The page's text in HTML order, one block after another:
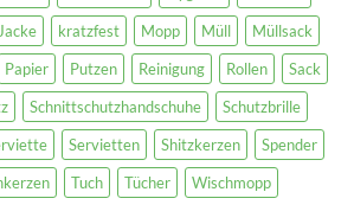
kratzfest Mopp Müll
Müllsack
Papier Putzen Reinigung Rollen
Sack
Schnittschutzhandschuhe
Schutzbrille
Servietten Shitzkerzen
Spender
Tuch Tücher Wischmopp